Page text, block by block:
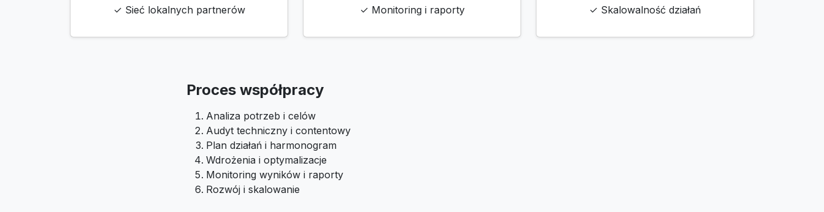
✓ Sieć lokalnych partnerów
✓ Monitoring i raporty
✓ Skalowalność działań
Proces współpracy
Analiza potrzeb i celów
Audyt techniczny i contentowy
Plan działań i harmonogram
Wdrożenia i optymalizacje
Monitoring wyników i raporty
Rozwój i skalowanie